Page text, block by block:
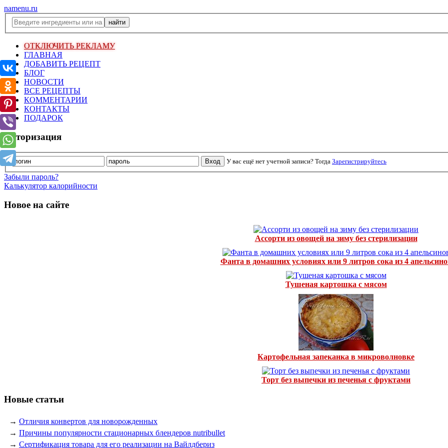
namenu.ru
ОТКЛЮЧИТЬ РЕКЛАМУ
ГЛАВНАЯ
ДОБАВИТЬ РЕЦЕПТ
БЛОГ
НОВОСТИ
ВСЕ РЕЦЕПТЫ
КОММЕНТАРИИ
КОНТАКТЫ
ПОДАРОК
Авторизация
У вас ещё нет учетной записи? Тогда Зарегистрируйтесь
Забыли пароль?
Калькулятор калорийности
Новое на сайте
Ассорти из овощей на зиму без стерилизации
Фанта в домашних условиях или 9 литров сока из 4
Тушеная картошка с мясом
Картофельная запеканка в микроволновке
Торт без выпечки из печенья с фруктами
Новые статьи
→ Отличия конвертов для новорожденных
→ Причины популярности стационарных блендеров nutribullet
→ Сертификация товара для его реализации на Вайлдбериз